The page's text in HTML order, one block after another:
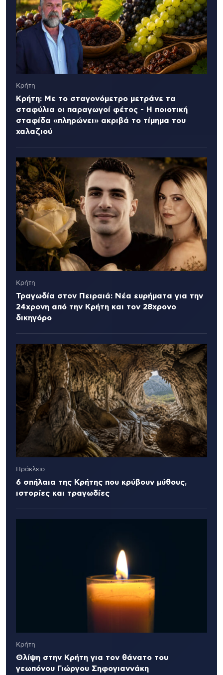
Κρήτη
Κρήτη: Με το σταγονόμετρο μετράνε τα
σταφύλια οι παραγωγοί φέτος - Η ποιοτική
σταφίδα «πληρώνει» ακριβά το τίμημα του
χαλαζιού
Κρήτη
Τραγωδία στον Πειραιά: Νέα ευρήματα για την
24χρονη από την Κρήτη και τον 28χρονο
δικηγόρο
Ηράκλειο
6 σπήλαια της Κρήτης που κρύβουν μύθους,
ιστορίες και τραγωδίες
Κρήτη
Θλίψη στην Κρήτη για τον θάνατο του
γεωπόνου Γιώργου Σηφογιαννάκη